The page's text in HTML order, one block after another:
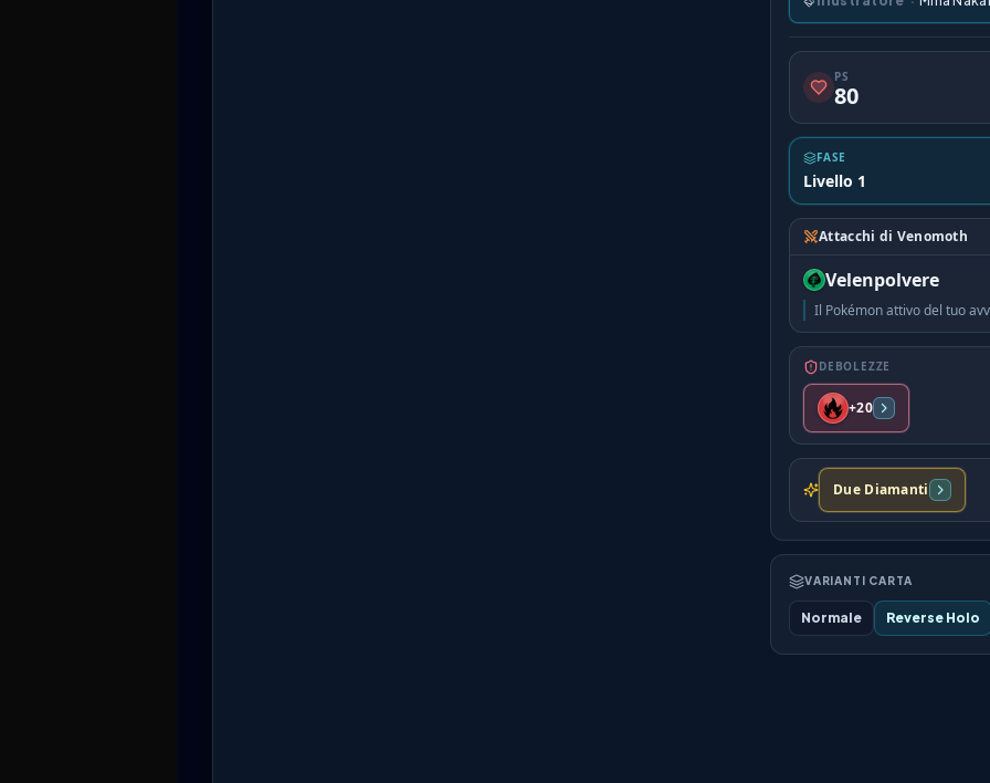
PS
80
FASE
Livello 1
Attacchi di Venomoth
Velenpolvere
Il Pokémon attivo del tuo
DEBOLEZZE
+20
Due Diamanti
VARIANTI CARTA
Normale Reverse Holo